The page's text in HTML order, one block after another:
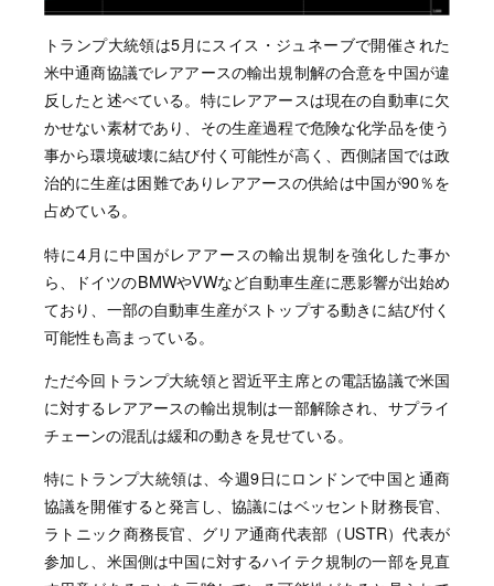
トランプ大統領は5月にスイス・ジュネーブで開催された
米中通商協議でレアアースの輸出規制解の合意を中国が違
反したと述べている。特にレアアースは現在の自動車に欠
かせない素材であり、その生産過程で危険な化学品を使う
事から環境破壊に結び付く可能性が高く、西側諸国では政
治的に生産は困難でありレアアースの供給は中国が90％を
占めている。
特に4月に中国がレアアースの輸出規制を強化した事か
ら、ドイツのBMWやVWなど自動車生産に悪影響が出始め
ており、一部の自動車生産がストップする動きに結び付く
可能性も高まっている。
ただ今回トランプ大統領と習近平主席との電話協議で米国
に対するレアアースの輸出規制は一部解除され、サプライ
チェーンの混乱は緩和の動きを見せている。
特にトランプ大統領は、今週9日にロンドンで中国と通商
協議を開催すると発言し、協議にはベッセント財務長官、
ラトニック商務長官、グリア通商代表部（USTR）代表が
参加し、米国側は中国に対するハイテク規制の一部を見直